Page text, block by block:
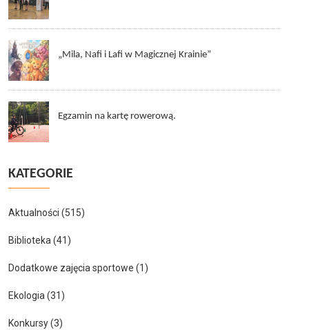
„Mila, Nafi i Lafi w Magicznej Krainie”
Egzamin na kartę rowerową.
KATEGORIE
Aktualności (515)
Biblioteka(41)
Dodatkowe zajęcia sportowe (1)
Ekologia(31)
Konkursy(3)